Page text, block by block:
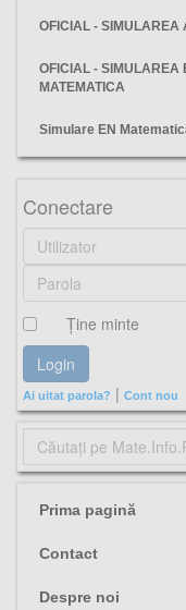
OFICIAL - SIMULAREA
OFICIAL - SIMULAREA
MATEMATICA
Simulare EN
Conectare
Ţine minte
Ai uitat parola? | Cont nou
Prima pagină
Contact
Despre noi